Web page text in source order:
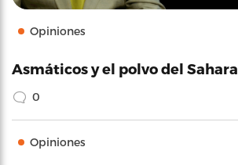
Opiniones
Asmáticos y el polvo del Sahara
0
Opiniones